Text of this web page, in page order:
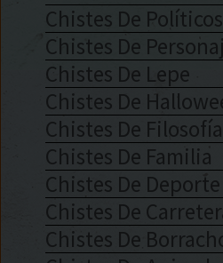
Chistes De Políticos
Chistes De
Chistes De Lepe
Chistes De
Chistes De Filosofía
Chistes De Familia
Chistes De Deporte
Chistes De
Chistes De